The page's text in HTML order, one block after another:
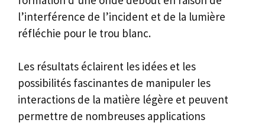
l’interférence de l’incident et de la lumière
réfléchie pour le trou blanc.
Les résultats éclairent les idées et les
possibilités fascinantes de manipuler les
interactions de la matière légère et peuvent
permettre de nombreuses applications